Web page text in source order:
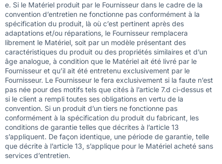
e. Si le Matériel produit par le Fournisseur dans le cadre de la
convention d’entretien ne fonctionne pas conformément à la
spécification du produit, là où c’est pertinent après des
adaptations et/ou réparations, le Fournisseur remplacera
librement le Matériel, soit par un modèle présentant des
caractéristiques du produit ou des propriétés similaires et d’un
âge analogue, à condition que le Matériel ait été livré par le
Fournisseur et qu’il ait été entretenu exclusivement par le
Fournisseur. Le Fournisseur le fera exclusivement si la faute n’est
pas née pour des motifs tels que cités à l’article 7.d ci-dessus et
si le client a rempli toutes ses obligations en vertu de la
convention. Si un produit d’un tiers ne fonctionne pas
conformément à la spécification du produit du fabricant, les
conditions de garantie telles que décrites à l’article 13
s’appliquent. De façon identique, une période de garantie, telle
que décrite à l’article 13, s’applique pour le Matériel acheté sans
services d’entretien.